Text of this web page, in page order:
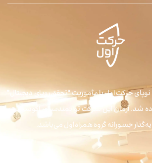
حرکت اول با مأموریت “تحقق رویای دیجیتال”
بنیان نهاده شد. آرمان این شرکت توانمندسازی اکوسیستم
جسورانه گروه همراه اول می‌باشد.